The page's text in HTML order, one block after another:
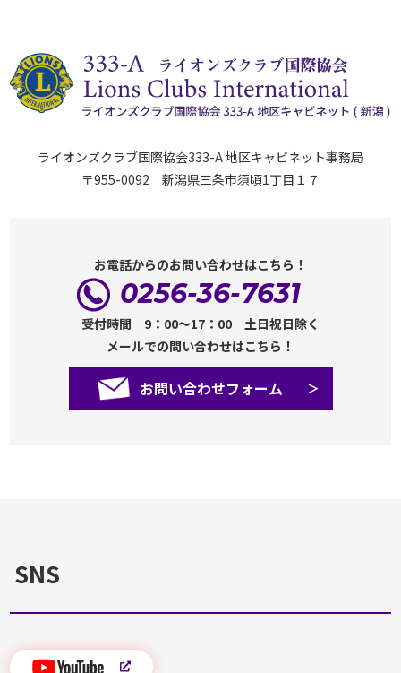
ライオンズクラブ国際協会333-A 地区キャビネット事務局
〒955-0092 新潟県三条市須頃1丁目１７
お電話からのお問い合わせはこちら！
0256-36-7631
受付時間 9：00～17：00 土日祝日除く
メールでの問い合わせはこちら！
お問い合わせフォーム
SNS